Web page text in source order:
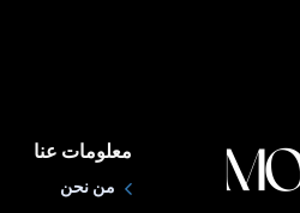
معلومات عنا
من نحن